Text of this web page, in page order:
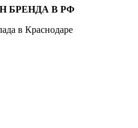
БРЕНДА В РФ
в Краснодаре